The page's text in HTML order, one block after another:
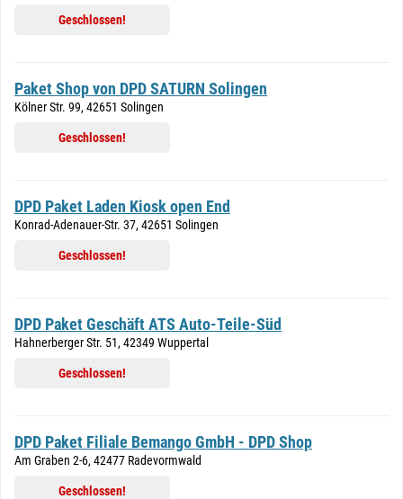
Geschlossen!
Paket Shop von DPD SATURN Solingen
Kölner Str. 99, 42651 Solingen
Geschlossen!
DPD Paket Laden Kiosk open End
Konrad-Adenauer-Str. 37, 42651 Solingen
Geschlossen!
DPD Paket Geschäft ATS Auto-Teile-Süd
Hahnerberger Str. 51, 42349 Wuppertal
Geschlossen!
DPD Paket Filiale Bemango GmbH - DPD Shop
Am Graben 2-6, 42477 Radevormwald
Geschlossen!